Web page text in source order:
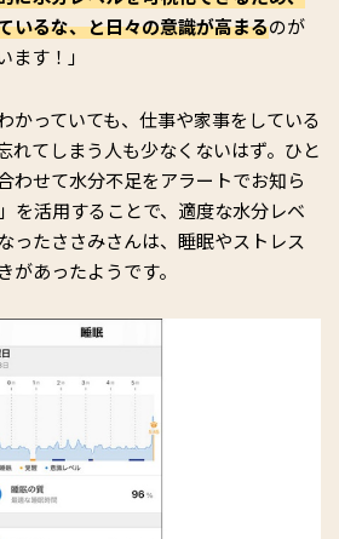
いるな、と日々の意識が高まるのが
ます！」
かっていても、仕事や家事をしている
れてしまう人も少なくないはず。ひと
わせて水分不足をアラートでお知ら
を活用することで、適度な水分レベ
ったささみさんは、睡眠やストレス
があったようです。